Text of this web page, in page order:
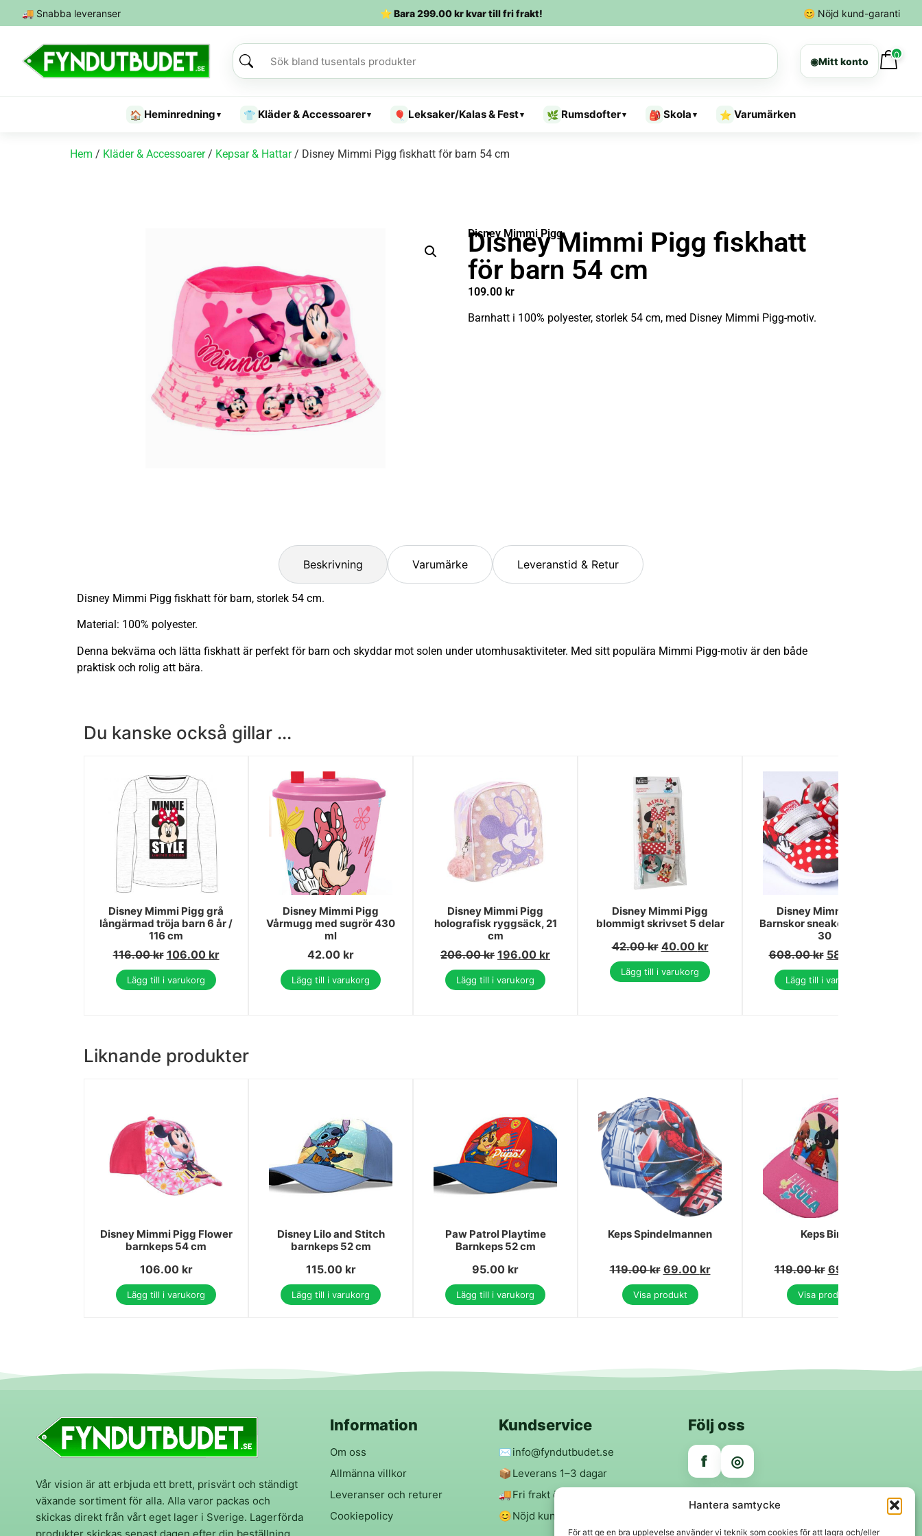
Hantera samtycke
För att ge en bra upplevelse använder vi teknik som cookies för att lagra och/eller
🚚 Snabba leveranser ⭐ Bara299.00krkvar till fri frakt! 😊 Nöjd kund-garanti
◉Mitt konto
0
🏠 Heminredning ▾ 👕 Kläder & Accessoarer▾ 🎈 Leksaker/Kalas & Fest▾ 🌿 Rumsdofter▾ 🎒 Skola ▾ ⭐ Varumärken
Hem / Kläder & Accessoarer/ Kepsar & Hattar/ Disney Mimmi Pigg fiskhatt för barn 54 cm
Disney Mimmi Pigg
Disney Mimmi Pigg fiskhatt
för barn 54 cm
109.00 kr
Barnhatt i 100% polyester, storlek 54 cm, med Disney Mimmi Pigg-motiv.
Beskrivning Varumärke Leveranstid & Retur
Disney Mimmi Pigg fiskhatt för barn, storlek 54 cm.
Material: 100% polyester.
Denna bekväma och lätta fiskhatt är perfekt för barn och skyddar mot solen under utomhusaktiviteter. Med sitt populära Mimmi Pigg-motiv är den både
praktisk och rolig att bära.
Du kanske också gillar ...
Disney Mimmi Pigg grå
långärmad tröja barn 6 år /
116 cm
116.00kr 106.00 kr
Lägg till i varukorg
Disney Mimmi Pigg
Vårmugg med sugrör 430
ml
42.00 kr
Lägg till i varukorg
Disney Mimmi Pigg
holografisk ryggsäck, 21
cm
206.00kr 196.00 kr
Lägg till i varukorg
Disney Mimmi Pigg
blommigt skrivset 5 delar
42.00kr 40.00 kr
Lägg till i varukorg
Disney Mimmi Pigg
Barnskor sneakers storlek
30
608.00kr 588.00
Lägg till i varukorg
Liknande produkter
Disney Mimmi Pigg Flower
barnkeps 54 cm
106.00 kr
Lägg till i varukorg
Disney Lilo and Stitch
barnkeps 52 cm
115.00 kr
Lägg till i varukorg
Paw Patrol Playtime
Barnkeps 52 cm
95.00 kr
Lägg till i varukorg
Keps Spindelmannen
119.00kr 69.00 kr
Visa produkt
Keps Bing
119.00kr 69.00
Visa produkt
Vår vision är att erbjuda ett brett, prisvärt och ständigt
växande sortiment för alla. Alla varor packas och
skickas direkt från vårt eget lager i Sverige. Lagerförda
Information
Om oss
Allmänna villkor
Leveranser och returer
Cookiepolicy
Kundservice
✉️info@fyndutbudet.se
📦 Leverans 1–3 dagar
🚚Fri frakt över 299 kr
😊Nöjd kund-garanti
Följ oss
f ◎
Trygga betalningar
Klarna VISA Mastercard Swish